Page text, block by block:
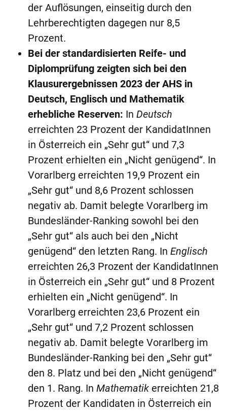
der Auflösungen, einseitig durch den
Lehrberechtigten dagegen nur 8,5
Prozent.
Bei der standardisierten Reife- und
Diplomprüfung zeigten sich bei den
Klausurergebnissen 2023 der AHS in
Deutsch, Englisch und Mathematik
erhebliche Reserven: In Deutsch
erreichten 23 Prozent der KandidatInnen
in Österreich ein „Sehr gut“ und 7,3
Prozent erhielten ein „Nicht genügend“. In
Vorarlberg erreichten 19,9 Prozent ein
„Sehr gut“ und 8,6 Prozent schlossen
negativ ab. Damit belegte Vorarlberg im
Bundesländer-Ranking sowohl bei den
„Sehr gut“ als auch bei den „Nicht
genügend“ den letzten Rang. In Englisch
erreichten 26,3 Prozent der KandidatInnen
in Österreich ein „Sehr gut“ und 8 Prozent
erhielten ein „Nicht genügend“. In
Vorarlberg erreichten 23,6 Prozent ein
„Sehr gut“ und 7,2 Prozent schlossen
negativ ab. Damit belegte Vorarlberg im
Bundesländer-Ranking bei den „Sehr gut“
den 8. Platz und bei den „Nicht genügend“
den 1. Rang. In Mathematik erreichten 21,8
Prozent der Kandidaten in Österreich ein